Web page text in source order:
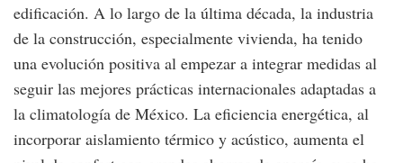
edificación. A lo largo de la última década, la industria
de la construcción, especialmente vivienda, ha tenido
una evolución positiva al empezar a integrar medidas al
seguir las mejores prácticas internacionales adaptadas a
la climatología de México. La eficiencia energética, al
incorporar aislamiento térmico y acústico, aumenta el